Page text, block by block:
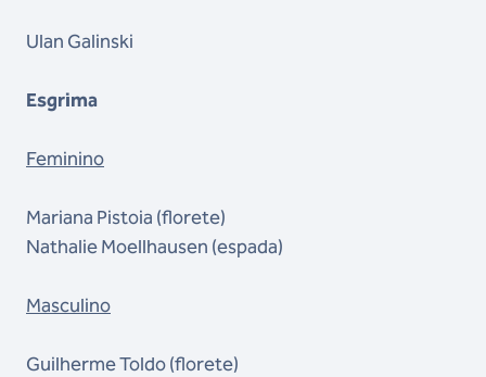
Ulan Galinski
Esgrima
Feminino
Mariana Pistoia (florete)
Nathalie Moellhausen (espada)
Masculino
Guilherme Toldo (florete)